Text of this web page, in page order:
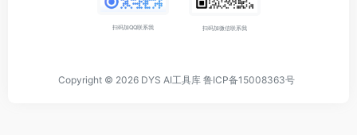
扫码加QQ联系我 扫码加微信联系我
Copyright © 2026 DYS AI工具库 鲁ICP备15008363号